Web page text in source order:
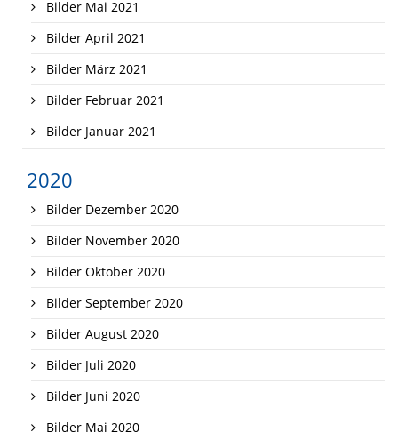
Bilder Mai 2021
Bilder April 2021
Bilder März 2021
Bilder Februar 2021
Bilder Januar 2021
2020
Bilder Dezember 2020
Bilder November 2020
Bilder Oktober 2020
Bilder September 2020
Bilder August 2020
Bilder Juli 2020
Bilder Juni 2020
Bilder Mai 2020